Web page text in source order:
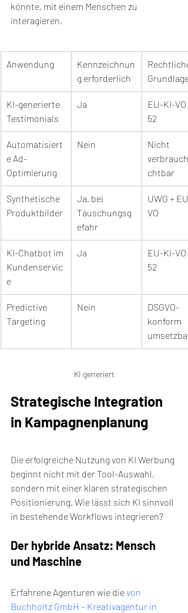
könnte, mit einem Menschen zu
interagieren.
Anwendung
Kennzeichnun
g erforderlich
Rechtliche
Grundlage
KI-generierte
Testimonials
Ja
EU-KI-VO
52
Automatisiert
e Ad-
Optimierung
Nein
Nicht
chtbar
Synthetische
Produktbilder
Ja, bei
Täuschungsg
efahr
UWG +
VO
KI-Chatbot im
Kundenservic
e
Ja
EU-KI-VO
52
Predictive
Targeting
Nein
DSGVO-
konform
umsetzbar
KI generiert
Strategische Integration
in Kampagnenplanung
Die erfolgreiche Nutzung von KI Werbung
beginnt nicht mit der Tool-Auswahl,
sondern mit einer klaren strategischen
Positionierung. Wie lässt sich KI sinnvoll
in bestehende Workflows integrieren?
Der hybride Ansatz: Mensch
und Maschine
Erfahrene Agenturen wie die von
Buchholtz GmbH – Kreativagentur in